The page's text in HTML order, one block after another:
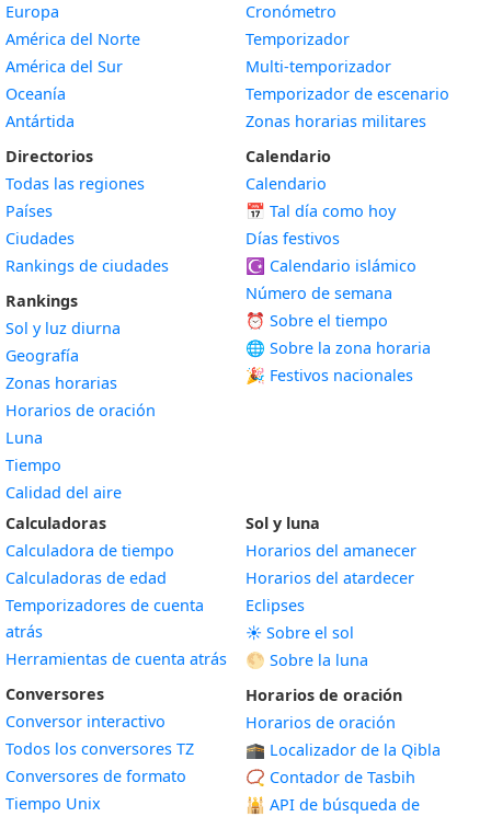
Europa
América del Norte
América del Sur
Oceanía
Antártida
Directorios
Todas las regiones
Países
Ciudades
Rankings de ciudades
Rankings
Sol y luz diurna
Geografía
Zonas horarias
Horarios de oración
Luna
Tiempo
Calidad del aire
Cronómetro
Temporizador
Multi-temporizador
Temporizador de escenario
Zonas horarias militares
Calendario
Calendario
📅 Tal día como hoy
Días festivos
☪️ Calendario islámico
Número de semana
⏰ Sobre el tiempo
🌐 Sobre la zona horaria
🎉 Festivos nacionales
Calculadoras
Calculadora de tiempo
Calculadoras de edad
Temporizadores de cuenta
atrás
Herramientas de cuenta atrás
Conversores
Conversor interactivo
Todos los conversores TZ
Conversores de formato
Tiempo Unix
Sol y luna
Horarios del amanecer
Horarios del atardecer
Eclipses
☀️ Sobre el sol
🌕 Sobre la luna
Horarios de oración
Horarios de oración
🕋 Localizador de la Qibla
📿 Contador de Tasbih
🕌 API de búsqueda de